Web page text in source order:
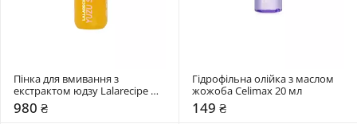
Пінка для вмивання з
екстрактом юдзу Lalarecipe
200 мл
980 ₴
Гідрофільна олійка з маслом
жожоба Celimax 20 мл
149 ₴